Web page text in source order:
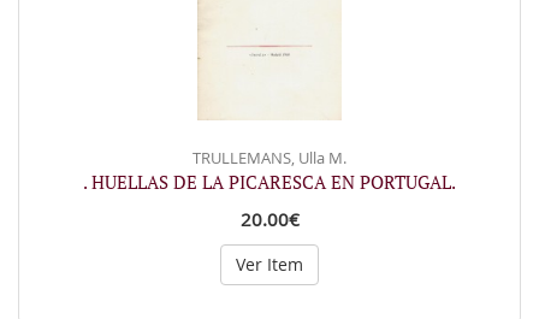
TRULLEMANS, Ulla M.
. HUELLAS DE LA PICARESCA EN PORTUGAL.
20.00€
Ver Item